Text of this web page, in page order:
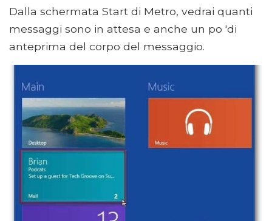
Dalla schermata Start di Metro, vedrai quanti
messaggi sono in attesa e anche un po 'di
anteprima del corpo del messaggio.